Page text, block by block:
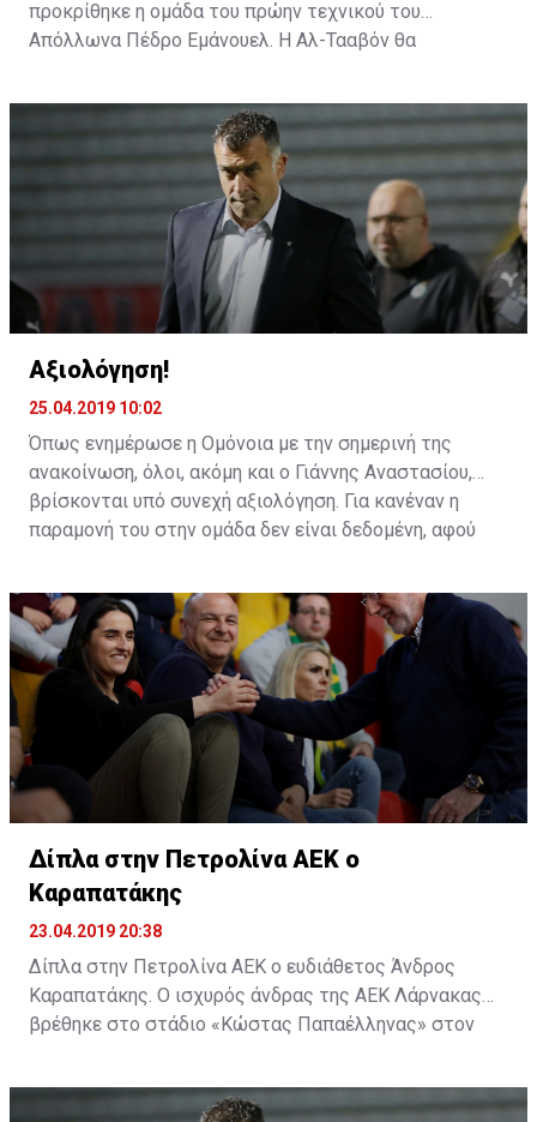
προκρίθηκε η ομάδα του πρώην τεχνικού του
Απόλλωνα Πέδρο Εμάνουελ. Η Αλ-Τααβόν θα
Πρίγιοβιτς.
Αξιολόγηση!
25.04.2019 10:02
Όπως ενημέρωσε η Ομόνοια με την σημερινή της
ανακοίνωση, όλοι, ακόμη και ο Γιάννης Αναστασίου,
βρίσκονται υπό συνεχή αξιολόγηση. Για κανέναν η
παραμονή του στην ομάδα δεν είναι δεδομένη, αφού
Δίπλα στην Πετρολίνα ΑΕΚ ο
Καραπατάκης
23.04.2019 20:38
Δίπλα στην Πετρολίνα ΑΕΚ ο ευδιάθετος Άνδρος
Καραπατάκης. Ο ισχυρός άνδρας της ΑΕΚ Λάρνακας
βρέθηκε στο στάδιο «Κώστας Παπαέλληνας» στον
δεύτερο αγώνα της σειράς της Πετρολίνας ΑΕΚ με τον